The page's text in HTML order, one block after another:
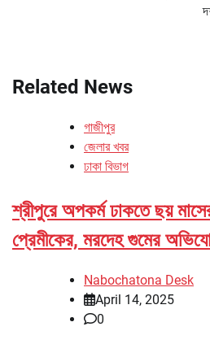
Related News
গাজীপুর
জেলার খবর
ঢাকা বিভাগ
শ্রীপুরে অপকর্ম ঢাকতে ছয়
প্রেমীকের, মরদেহ গুমের
Nabochatona Desk
April 14, 2025
0